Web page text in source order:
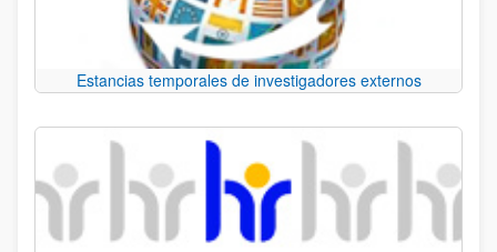
Estancias temporales de investigadores externos